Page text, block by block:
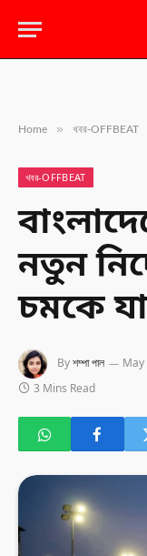
Home » খবর-OFFBEAT
খবর-OFFBEAT
নতুন
চমকে
Byশম্পা পাল
3 Mins Read